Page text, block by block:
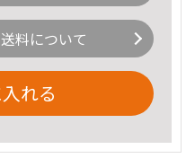
料について
れる